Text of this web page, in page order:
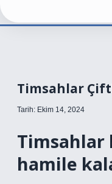
Timsahlar
Tarih: Ekim 14, 2024
Timsahlar
hamile